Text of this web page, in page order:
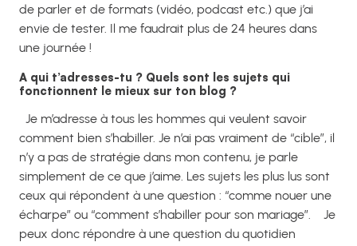
de parler et de formats (vidéo, podcast etc.) que j’ai
envie de tester. Il me faudrait plus de 24 heures dans
une journée !
A qui t’adresses-tu ? Quels sont les sujets qui
fonctionnent le mieux sur ton blog ?
Je m’adresse à tous les hommes qui veulent savoir
comment bien s’habiller. Je n’ai pas vraiment de “cible”, il
n’y a pas de stratégie dans mon contenu, je parle
simplement de ce que j’aime. Les sujets les plus lus sont
ceux qui répondent à une question : “comme nouer une
écharpe” ou “comment s’habiller pour son mariage”.
Je
peux donc répondre à une question du quotidien